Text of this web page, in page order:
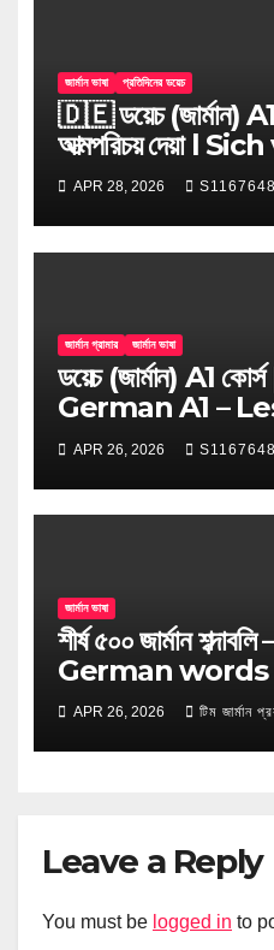
জার্মান ভাষা প্রতিদিনের ডয়েচ
🇩🇪 ডয়েচ (জার্মান)
আত্মপরিচয় দেয়া l
APR 28, 2026
জার্মান গ্রামার জার্মান ভাষা
ডয়েচ (জার্মান) A1
German A1 –
Begrüßungen |
APR 26, 2026
জার্মান ভাষা
শীর্ষ ৫০০ জার্মান শব্দাবলি – Top 500
German words
APR 26, 2026 টিম জার্মান
Leave a Reply
You must be logged in to